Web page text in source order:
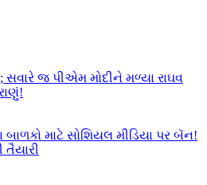
સવારે જ પીએમ મોદીને મળ્યા રાઘવ
બાળકો માટે સોશિયલ મીડિયા પર બૅન!
તૈયારી